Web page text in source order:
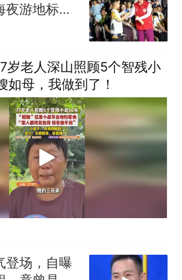
夜游地标持
岁老人深山照顾5个智残小
如母，我做到了！
登场，自曝